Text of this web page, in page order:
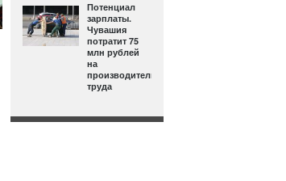
Потенциал
зарплаты.
Чувашия
потратит 75
млн рублей
на
производительность
труда